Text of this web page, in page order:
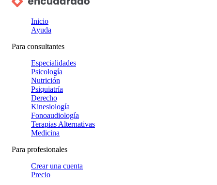
Inicio
Ayuda
Para consultantes
Especialidades
Psicología
Nutrición
Psiquiatría
Derecho
Kinesiología
Fonoaudiología
Terapias Alternativas
Medicina
Para profesionales
Crear una cuenta
Precio